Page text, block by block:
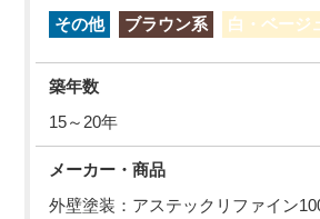
その他
ブラウン系 白・ベージ
築年数
15～20年
メーカー・商品
外壁塗装：アステックリファイン